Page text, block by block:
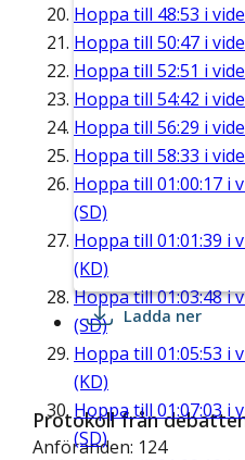
Hoppa till 48:53 i
Hoppa till 50:47 i
Hoppa till 52:51 i
Hoppa till 54:42 i
Hoppa till 56:29 i
Hoppa till 58:33 i
Hoppa till 01:00:17 i
(SD)
Hoppa till 01:01:39 i
(KD)
Hoppa till01:03:48i
(SD)
Hoppa till 01:05:53 i
(KD)
Hoppa till 01:07:03 i
(SD)
Ladda ner
Protokoll från
Anföranden: 124